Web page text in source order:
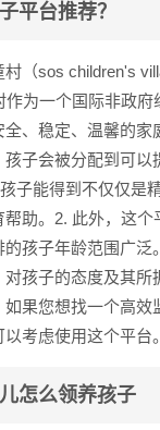
平台推荐？
（sos children's
作为一个国际非政
全、稳定、温馨的家
子会被分配到可以
子能得到不仅仅是
助。2. 此外，这个
的孩子年龄范围广泛
孩子的态度及其所
果您想找一个高效
考虑使用这个平台。
怎么领养孩子